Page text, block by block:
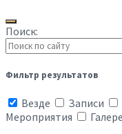
Поиск:
Фильтр результатов
Везде Записи
Мероприятия